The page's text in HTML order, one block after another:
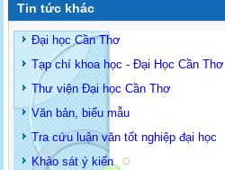
Tin tức khác
Đại học Cần Thơ
Tạp chí khoa học - Đại Học Cần Thơ
Thư viện Đại học Cần Thơ
Văn bản, biểu mẫu
Tra cứu luận văn tốt nghiệp đại học
Khảo sát ý kiến